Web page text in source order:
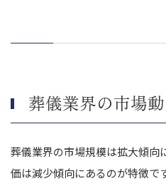
株式会社ティアによる株式会社八
葬儀業界のM&A動向を押さえて
葬儀業界の市場
葬儀業界の市場規模は拡大傾向
価は減少傾向にあるのが特徴で